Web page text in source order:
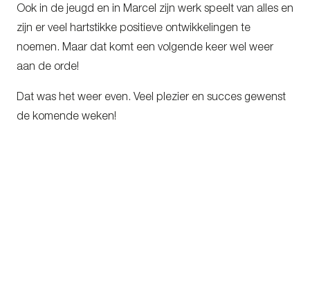
Ook in de jeugd en in Marcel zijn werk speelt van alles en
zijn er veel hartstikke positieve ontwikkelingen te
noemen. Maar dat komt een volgende keer wel weer
aan de orde!
Dat was het weer even. Veel plezier en succes gewenst
de komende weken!